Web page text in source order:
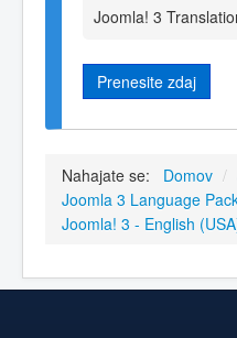
Joomla! 3
Prenesite zdaj
Nahajate se: Domov /
Joomla 3 Language
Joomla! 3 - English